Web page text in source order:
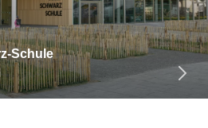
Schule